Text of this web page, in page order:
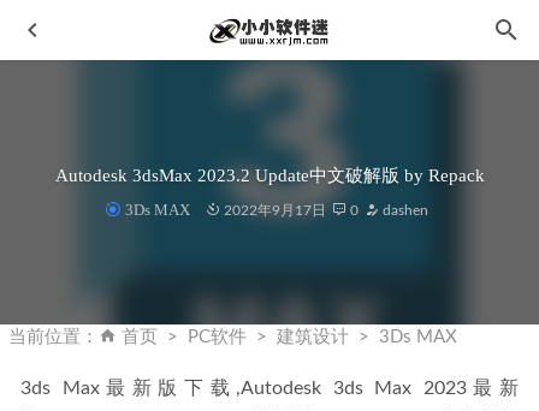
Autodesk 3dsMax 2023.2 Update中文破解版 by Repack
3Ds MAX 2022年9月17日 0 dashen
当前位置： 首页 PC软件 建筑设计 3Ds MAX
3ds Max最新版下载,Autodesk 3ds Max 2023最新
Ocenaudio 3.11.16中文破解版-音频编辑软件 2022-12-01
Upscayl v2.15.0中文汉化免安装版-AI 图片无损放大工具